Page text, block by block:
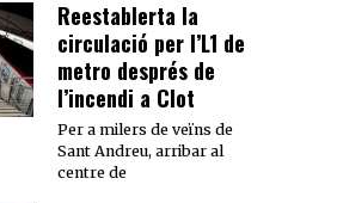
Reestablerta la
circulació per l’L1 de
metro després de
l’incendi a Clot
Per a milers de veïns de
Sant Andreu, arribar al
centre de